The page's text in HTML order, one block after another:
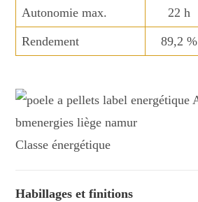
Autonomie max. 22 h
Rendement 89,2 %
Classe énergétique
Habillages et finitions